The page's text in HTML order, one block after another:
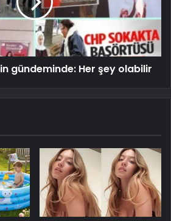
gündeminde: Her şey olabilir